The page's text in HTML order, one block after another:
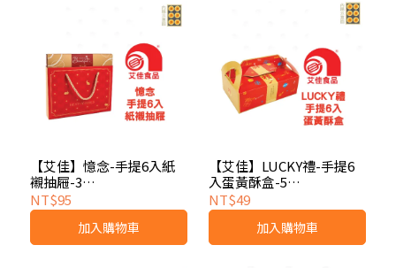
【艾佳】憶念-手提6入紙
襯抽屜-3
組/0000211655785
NT$95
加入購物車
【艾佳】LUCKY禮-手提6
入蛋黃酥盒-5
組/0000211061159
NT$49
加入購物車